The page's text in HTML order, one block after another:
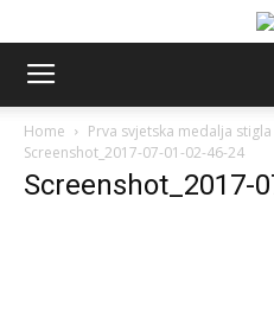
Home
Prva svjetska medalja
Screenshot_2017-07-01-02-46-24
Screenshot_2017-